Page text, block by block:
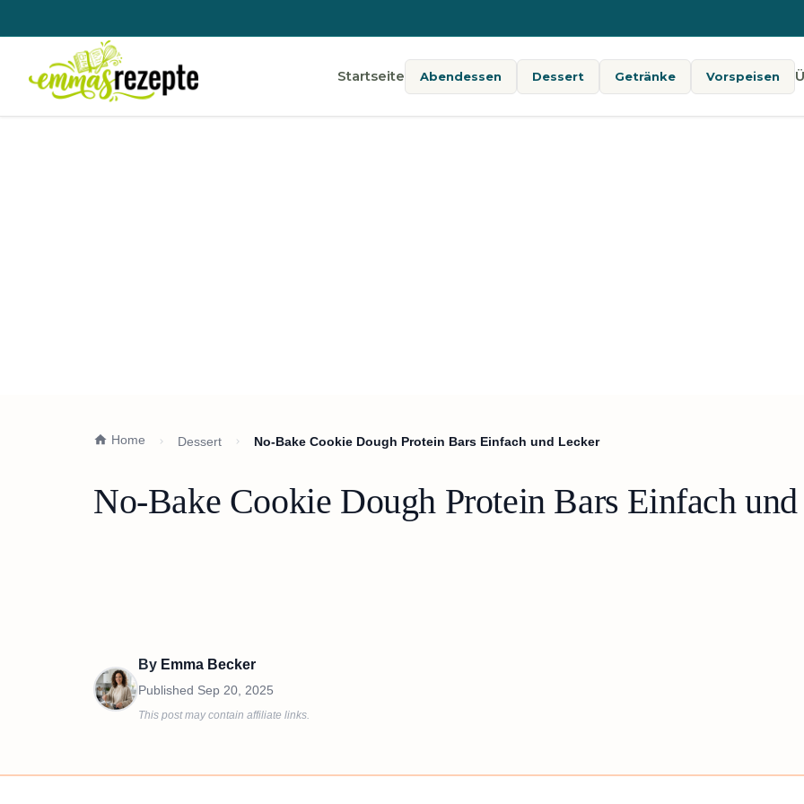
Startseite Abendessen Dessert Getränke Vorspeisen
Home Dessert No-Bake Cookie Dough Protein Bars Einfach und Lecker
No-Bake Cookie Dough Protein Bars Einfach
By Emma Becker
Published Sep 20, 2025
This post may contain affiliate links.